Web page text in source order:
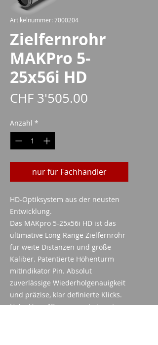
Artikelnummer: 7000204
Zielfernrohr
MAKPro 5-
25x56i HD
CHF 3'505.00
Anzahl *
nur für Fachhändler
HD-Optiksystem aus der neusten
Entwicklung.
Das MAKpro 5-25x56i HD ist das
ultimative Long Range Zielfernrohr
für weite Distanzen und große
Kaliber. Patentierte Höhenturm
mitIndikator Pin. Absolut
zuverlässige Wiederholgenauigkeit
und präzise, klar definierte Klicks.
Hohe Vergrößerung und ein extrem